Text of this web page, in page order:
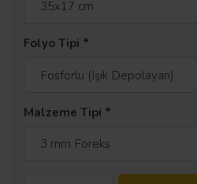
Folyo Tipi
Malzeme Tipi